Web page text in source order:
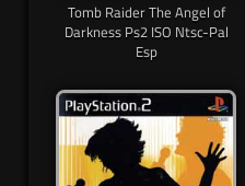
Tomb Raider The Angel of
Darkness Ps2 ISO Ntsc-Pal
Esp